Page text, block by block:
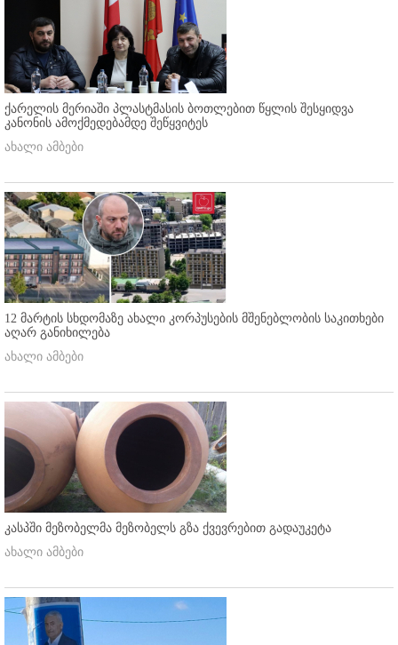
ქარელის მერიაში პლასტმასის ბოთლებით წყლის შესყიდვა
კანონის ამოქმედებამდე შეწყვიტეს
ახალი ამბები
12 მარტის სხდომაზე ახალი კორპუსების მშენებლობის საკითხები
აღარ განიხილება
ახალი ამბები
კასპში მეზობელმა მეზობელს გზა ქვევრებით გადაუკეტა
ახალი ამბები